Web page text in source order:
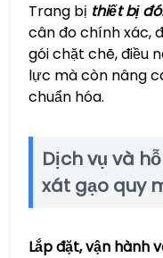
Trang bị thiết bị
cân đo chính xác,
gói chặt chẽ, điều
lực mà còn nâng
chuẩn hóa.
Dịch vụ và
xát gạo quy
Lắp đặt, vận hành